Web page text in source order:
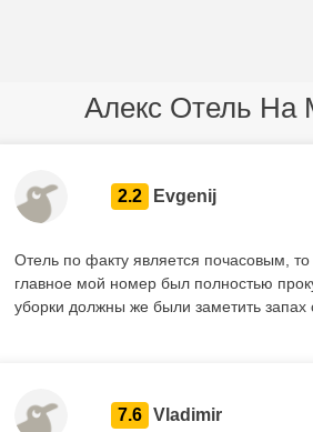
Алекс Отель На
2.2 Evgenij
Отель по факту является почасовым,
главное мой номер был полностью
уборки должны же были заметить запах
7.6 Vladimir